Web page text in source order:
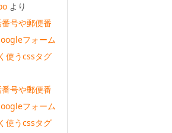
より
号や郵便番
フォーム
使うcssタグ
号や郵便番
フォーム
使うcssタグ